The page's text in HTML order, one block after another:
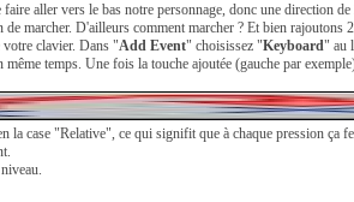
aller vers le bas notre personnage, donc une direction
marcher. D'ailleurs comment marcher ? Et bien rajoutons
votre clavier. Dans "Add Event" choisissez "Keyboard" au
même temps. Une fois la touche ajoutée (gauche par
la case "Relative", ce qui signifit que à chaque pression ça